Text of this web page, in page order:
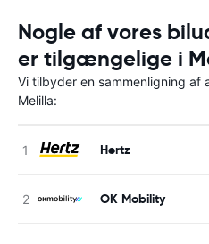
Nogle af vores
er tilgængelige i
Vi tilbyder en sammenligning af
Melilla:
Hertz
OK Mobility